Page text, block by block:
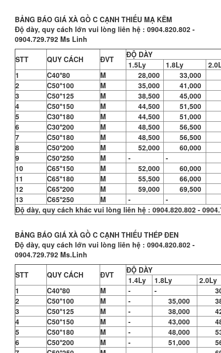
BẢNG BÁO GIÁ XÀ GỒ C CẠNH THIẾU MẠ KẼM
Độ dày, quy cách lớn vui lòng liên hệ : 0904.820.802 -
0904.729.792 Ms Linh
STT QUY CÁCH ĐVT
ĐỘ DÀY
1.5Ly
1.8Ly
1
C40*80 M 28,000 33,000
2
C50*100 M 35,000 41,000
3
C50*125 M 38,500 45,000
4
C50*150 M 44,500 51,500
5
C30*180 M 44,500 51,000
6
C30*200 M 48,500 56,500
7
C50*180 M 48,500 56,500
8
C50*200 M 52,000 60,000
9
C50*250 M - -
10
C65*150 M 52,000 60,000
11
C65*180 M 55,500 66,000
12
C65*200 M 59,000 69,500
13
C65*250 M - -
Độ dày, quy cách khác vui lòng liên hệ : 0904.820.802 -
BẢNG BÁO GIÁ XÀ GỒ C CẠNH THIẾU THÉP ĐEN
Độ dày, quy cách lớn vui lòng liên hệ : 0904.820.802 -
0904.729.792 Ms.Linh
STT QUY CÁCH ĐVT
ĐỘ DÀY
1.4Ly
1.8Ly
2.0Ly
1
C40*80 M - -
2
C50*100 M - 35,000
3
C50*125 M - 38,000
4
C50*150 M - 43,000
5
C50*180 M - 48,000
6
C50*200 M - 51,000